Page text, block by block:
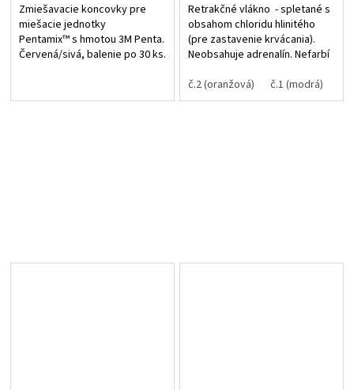
Zmiešavacie koncovky pre
miešacie jednotky
Pentamix™ s hmotou 3M Penta.
Červená/sivá, balenie po 30 ks.
Retrakčné vlákno - spletané s
obsahom chloridu hlinitého
(pre zastavenie krvácania).
Neobsahuje adrenalín. Nefarbí
0, 00, 000, 000.0
č.2 (oranžová) č.1 (modrá)